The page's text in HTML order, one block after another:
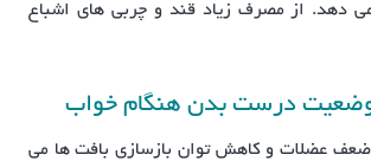
دهد. از مصرف زیاد قند و چربی های اشباع
درست بدن هنگام خواب
عضلات و کاهش توان بازسازی بافت ها می